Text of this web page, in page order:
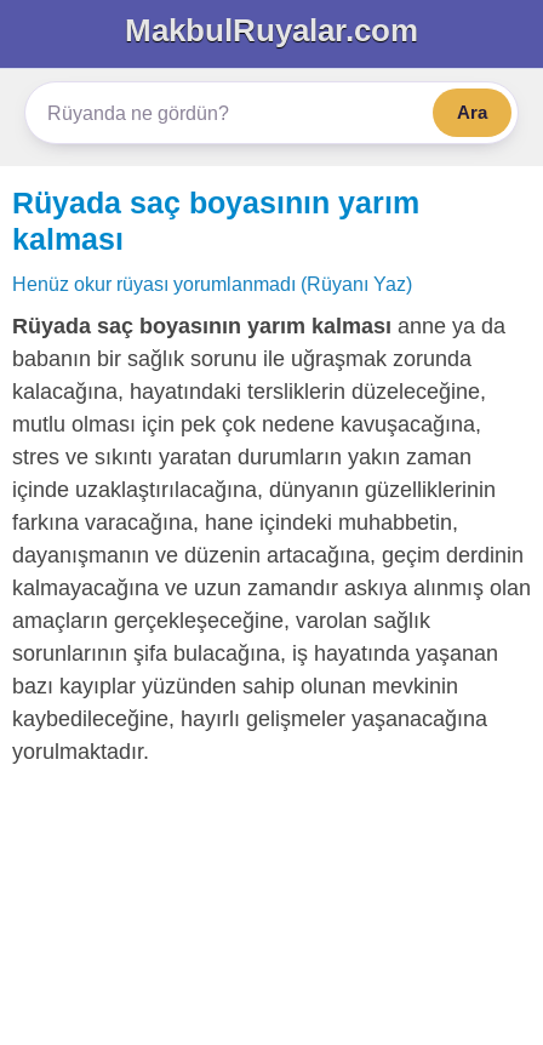
MakbulRuyalar.com
Ara
Rüyada saç boyasının yarım
kalması
Henüz okur rüyası yorumlanmadı (Rüyanı Yaz)
Rüyada saç boyasının yarım kalması anne ya da
babanın bir sağlık sorunu ile uğraşmak zorunda
kalacağına, hayatındaki tersliklerin düzeleceğine,
mutlu olması için pek çok nedene kavuşacağına,
stres ve sıkıntı yaratan durumların yakın zaman
içinde uzaklaştırılacağına, dünyanın güzelliklerinin
farkına varacağına, hane içindeki muhabbetin,
dayanışmanın ve düzenin artacağına, geçim derdinin
kalmayacağına ve uzun zamandır askıya alınmış olan
amaçların gerçekleşeceğine, varolan sağlık
sorunlarının şifa bulacağına, iş hayatında yaşanan
bazı kayıplar yüzünden sahip olunan mevkinin
kaybedileceğine, hayırlı gelişmeler yaşanacağına
yorulmaktadır.